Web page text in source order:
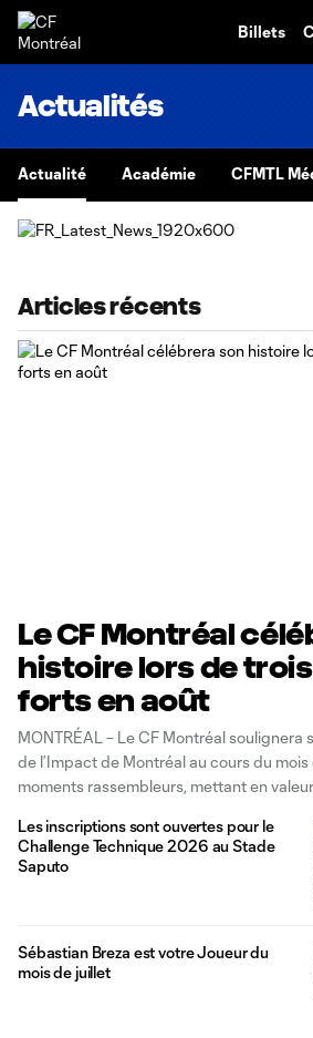
Billets
Actualités
Actualité Académie CFMTL
Articles récents
Le CF Montréal
histoire lors de
forts en août
MONTRÉAL – Le CF Montréal soulignera
de l’Impact de Montréal au cours du mois
moments rassembleurs, mettant en
Renommée le 22 août prochain. « Cette
Les inscriptions sont ouvertes pour le
Challenge Technique 2026 au Stade
Saputo
Sébastian Breza est votre Joueur du
mois de juillet